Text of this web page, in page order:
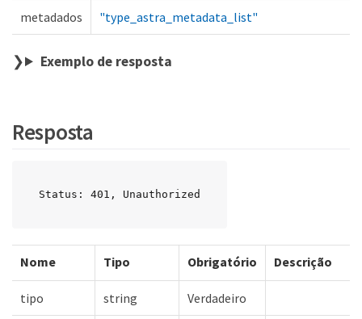
metadados "type_astra_metadata_list"
Exemplo de resposta
Resposta
Status: 401, Unauthorized
Nome Tipo Obrigatório Descrição
tipo string Verdadeiro